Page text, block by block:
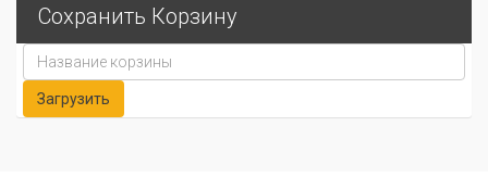
Сохранить Корзину